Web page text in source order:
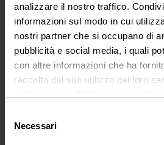
analizzare il nostro traffico.
informazioni sul modo in cui
nostri partner che si occupano di
pubblicità e social media, i quali
con altre informazioni che ha
raccolto dal suo utilizzo dei loro
delNecessari
Cinema Verité e la lezione del
stata dimenticata.
L’approccio naturalistico alle
sociale (basta pensare ad
è sempre parso il più indicato
una tessitura postmoderna,
agganciate a un perno centrale